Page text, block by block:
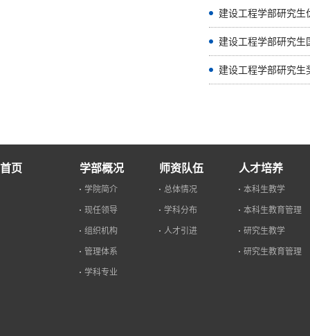
建设工程学部研究
建设工程学部研究生
建设工程学部研究生
首页 学部概况
学院简介
现任领导
组织机构
管理体系
学科专业
师资队伍
总体情况
学科分布
人才引进
人才培养
本科生教学
本科生教育管理
研究生教学
研究生教育管理